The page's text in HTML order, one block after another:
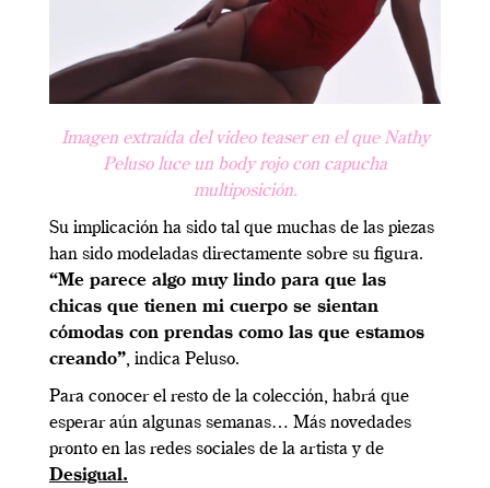
Imagen extraída del video teaser en el que Nathy
Peluso luce un body rojo con capucha
multiposición.
Su implicación ha sido tal que muchas de las piezas
han sido modeladas directamente sobre su figura.
“Me parece algo muy lindo para que las
chicas que tienen mi cuerpo se sientan
cómodas con prendas como las que estamos
creando”, indica Peluso.
Para conocer el resto de la colección, habrá que
esperar aún algunas semanas… Más novedades
pronto en las redes sociales de la artista y de
Desigual.